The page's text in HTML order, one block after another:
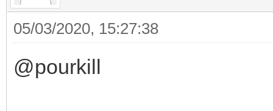
05/03/2020, 15:27:38
@pourkill